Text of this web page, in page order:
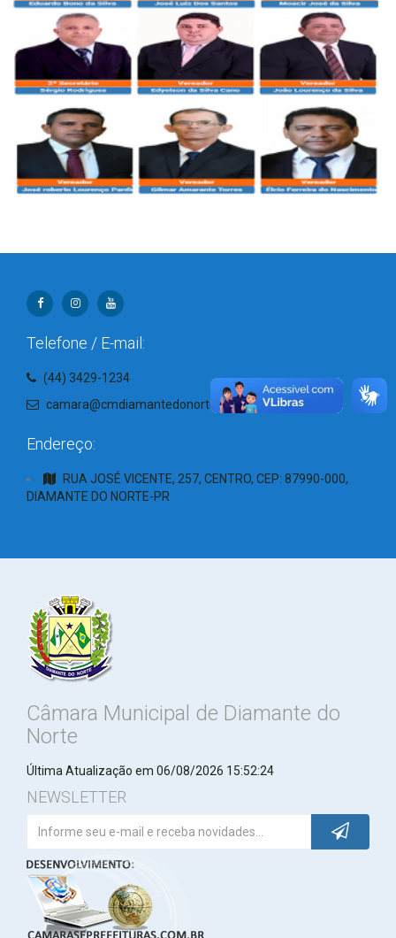
Telefone / E-mail:
(44) 3429-1234
camara@cmdiamantedonorte.pr.gov.br
Endereço:
RUA JOSÉ VICENTE, 257, CENTRO, CEP: 87990-000,
DIAMANTE DO NORTE-PR
Câmara Municipal de Diamante do
Norte
Última Atualização em 06/08/2026 15:52:24
NEWSLETTER